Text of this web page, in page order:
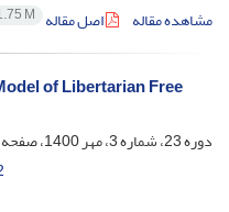
مشاهده مقاله
اصل مقاله M
of Libertarian Free
دوره 23، شماره 3، مهر 1400، صفحه